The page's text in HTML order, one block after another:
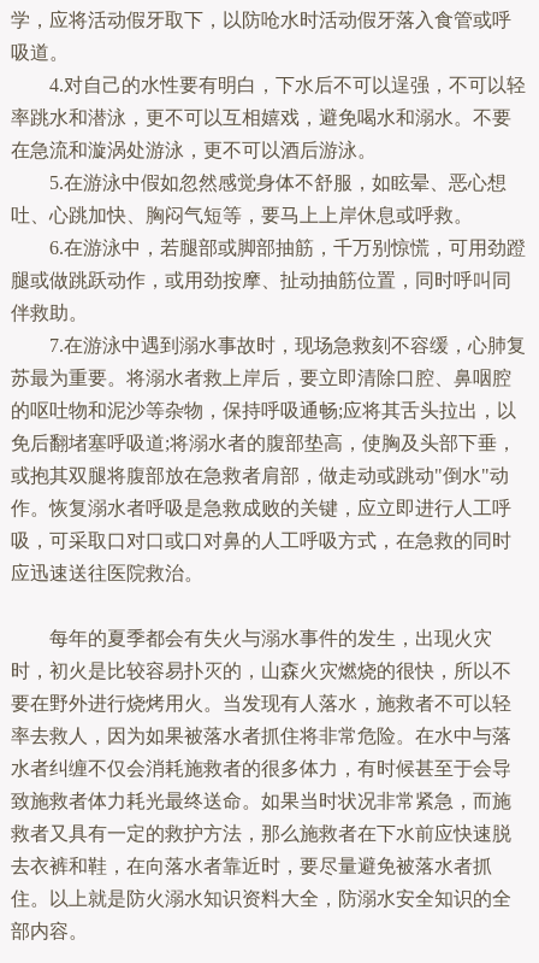
学，应将活动假牙取下，以防呛水时活动假牙落入食管或呼
吸道。
4.对自己的水性要有明白，下水后不可以逞强，不可以轻
率跳水和潜泳，更不可以互相嬉戏，避免喝水和溺水。不要
在急流和漩涡处游泳，更不可以酒后游泳。
5.在游泳中假如忽然感觉身体不舒服，如眩晕、恶心想
吐、心跳加快、胸闷气短等，要马上上岸休息或呼救。
6.在游泳中，若腿部或脚部抽筋，千万别惊慌，可用劲蹬
腿或做跳跃动作，或用劲按摩、扯动抽筋位置，同时呼叫同
伴救助。
7.在游泳中遇到溺水事故时，现场急救刻不容缓，心肺复
苏最为重要。将溺水者救上岸后，要立即清除口腔、鼻咽腔
的呕吐物和泥沙等杂物，保持呼吸通畅;应将其舌头拉出，以
免后翻堵塞呼吸道;将溺水者的腹部垫高，使胸及头部下垂，
或抱其双腿将腹部放在急救者肩部，做走动或跳动"倒水"动
作。恢复溺水者呼吸是急救成败的关键，应立即进行人工呼
吸，可采取口对口或口对鼻的人工呼吸方式，在急救的同时
应迅速送往医院救治。
每年的夏季都会有失火与溺水事件的发生，出现火灾
时，初火是比较容易扑灭的，山森火灾燃烧的很快，所以不
要在野外进行烧烤用火。当发现有人落水，施救者不可以轻
率去救人，因为如果被落水者抓住将非常危险。在水中与落
水者纠缠不仅会消耗施救者的很多体力，有时候甚至于会导
致施救者体力耗光最终送命。如果当时状况非常紧急，而施
救者又具有一定的救护方法，那么施救者在下水前应快速脱
去衣裤和鞋，在向落水者靠近时，要尽量避免被落水者抓
住。以上就是防火溺水知识资料大全，防溺水安全知识的全
部内容。